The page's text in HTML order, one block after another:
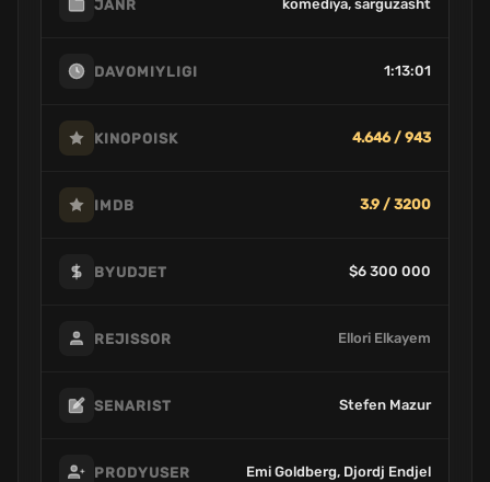
JANR komediya, sarguzasht
DAVOMIYLIGI 1:13:01
KINOPOISK 4.646 / 943
IMDB 3.9 / 3200
BYUDJET $6 300 000
REJISSOR Ellori Elkayem
SENARIST Stefen Mazur
PRODYUSER Emi Goldberg, Djordj Endjel